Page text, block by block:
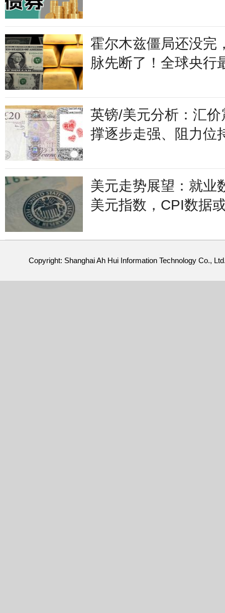
霍尔木兹僵局还没完
脉先断了！全球央行
英镑/美元分析：汇
撑逐步走强、阻力位
美元走势展望：就业
美元指数，CPI数据
Copyright: Shanghai Ah Hui Information Technology Co.,